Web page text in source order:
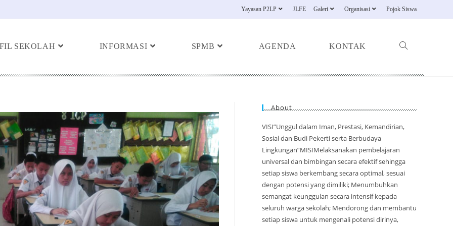
Yayasan P2LP JLFE Galeri Organisasi Pojok Siswa
SEKOLAH INFORMASI SPMB AGENDA KONTAK
About
VISI”Unggul dalam Iman, Prestasi, Kemandirian,
Sosial dan Budi Pekerti serta Berbudaya
Lingkungan”MISIMelaksanakan pembelajaran
universal dan bimbingan secara efektif sehingga
setiap siswa berkembang secara optimal, sesuai
dengan potensi yang dimiliki; Menumbuhkan
semangat keunggulan secara intensif kepada
seluruh warga sekolah; Mendorong dan membantu
setiap siswa untuk mengenali potensi dirinya,